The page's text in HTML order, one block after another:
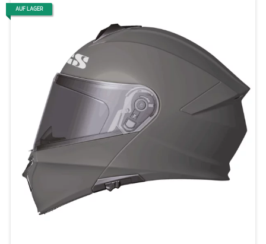
AUF LAGER